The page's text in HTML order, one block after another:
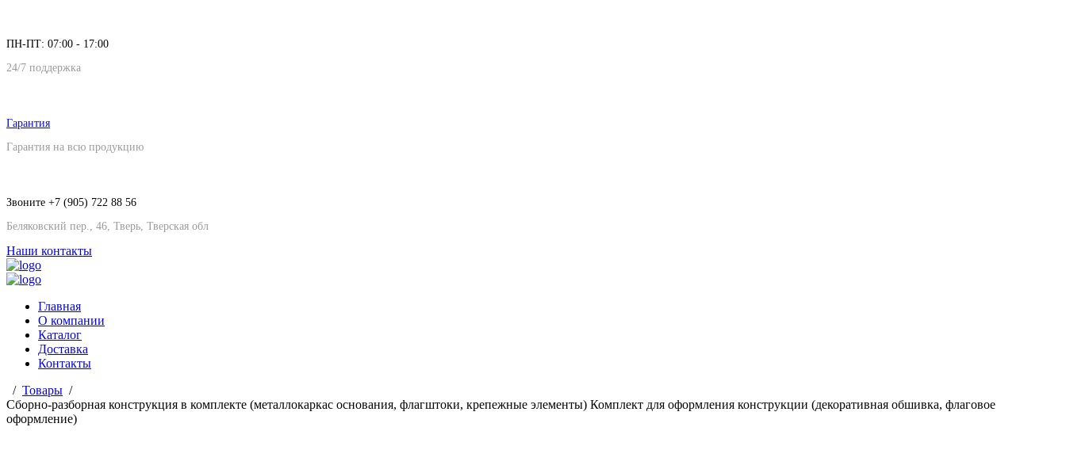
ПН-ПТ: 07:00 - 17:00
24/7 поддержка
Гарантия
Гарантия на всю продукцию
Звоните +7 (905) 722 88 56
Беляковский пер., 46, Тверь, Тверская обл
Наши контакты
Главная
О компании
Каталог
Доставка
Контакты
Товары
Сборно-разборная конструкция в комплекте (металлокаркас основания, флагштоки, крепежные элементы) Комплект для оформления конструкции (декоративная обшивка, флаговое
оформление)